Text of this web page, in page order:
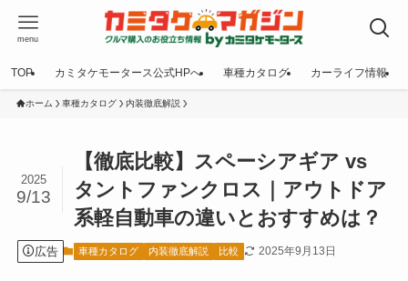
menu
TOP カミタケモータース公式HPへ 車種カタログ カーライフ情報
ホーム 車種カタログ 内装徹底解説
【徹底比較】スペーシアギア vs
タントファンクロス｜アウトドア
系軽自動車の違いとおすすめは？
2025
9/13
広告 車種カタログ 内装徹底解説 比較 2025年9月13日